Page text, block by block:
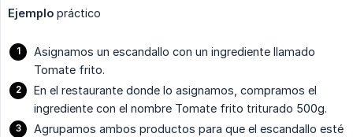
Ejemplo práctico
Asignamos un escandallo con un ingrediente llamado
Tomate frito.
En el restaurante donde lo asignamos, compramos el
ingrediente con el nombre Tomate frito triturado 500g.
Agrupamos ambos productos para que el escandallo esté